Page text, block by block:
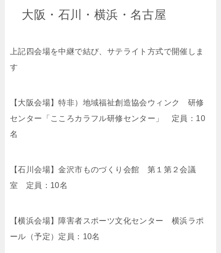
大阪・石川・横浜・名古屋
上記四会場を中継で結び、サテライト方式で開催しま
す
【大阪会場】特非）地域福祉創造協会ウィンク 研修
センター「こころカラフル研修センター」 定員： 10
名
【石川会場】金沢市ものづくり会館 第１第２会議
室 定員： 10名
【横浜会場】障害者スポーツ文化センター 横浜ラポ
ール（予定）定員： 10名